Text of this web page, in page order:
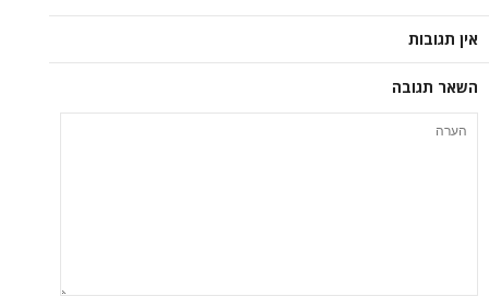
אין תגובות
השאר תגובה